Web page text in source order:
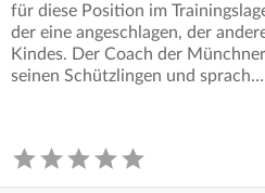
für diese Position im
der eine angeschlagen, der
Kindes. Der Coach der
seinen Schützlingen und sprach…